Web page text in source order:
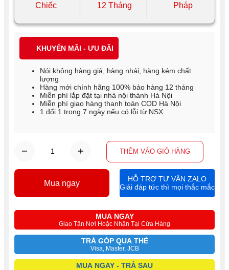
Chiếc 12 Tháng Pháp
THÊM VÀO GIỎ HÀNG
MUA NGAY
Giao Tận Nơi Hoặc Nhận Tại Cửa Hàng
TRẢ GÓP QUA THẺ
Visa, Master, JCB
MUA NGAY - TRẢ SAU
Mua ngay
HỖ TRỢ TƯ VẤN ZALO
Giải đáp tức thì mọi thắc mắc
KHUYẾN MÃI - ƯU ĐÃI
Nói không hàng giả, hàng nhái, hàng kém chất
lượng
Hàng mới chính hãng 100% bảo hàng 12 tháng
Miễn phí lắp đặt tại nhà nội thành Hà Nội
Miễn phí giao hàng thanh toán COD Hà Nội
1 đổi 1 trong 7 ngày nếu có lỗi từ NSX